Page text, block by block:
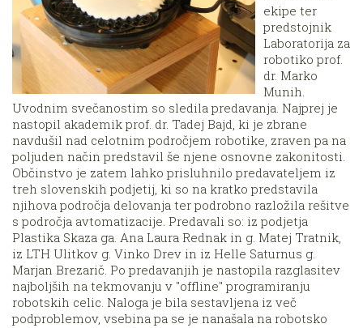
ekipe ter
predstojnik
Laboratorija za
robotiko prof.
dr. Marko
Munih.
Uvodnim svečanostim so sledila predavanja. Najprej je
nastopil akademik prof. dr. Tadej Bajd, ki je zbrane
navdušil nad celotnim področjem robotike, zraven pa na
poljuden način predstavil še njene osnovne zakonitosti.
Občinstvo je zatem lahko prisluhnilo predavateljem iz
treh slovenskih podjetij, ki so na kratko predstavila
njihova področja delovanja ter podrobno razložila rešitve
s področja avtomatizacije. Predavali so: iz podjetja
Plastika Skaza ga. Ana Laura Rednak in g. Matej Tratnik,
iz LTH Ulitkov g. Vinko Drev in iz Helle Saturnus g.
Marjan Brezarič. Po predavanjih je nastopila razglasitev
najboljših na tekmovanju v "offline" programiranju
robotskih celic. Naloga je bila sestavljena iz več
podproblemov, vsebina pa se je nanašala na robotsko